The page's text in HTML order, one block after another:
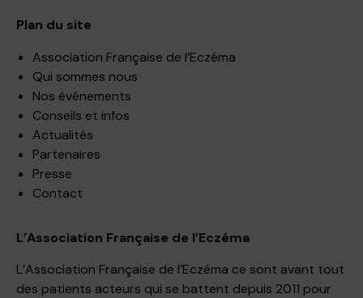
Plan du site
Association Française de l’Eczéma
Qui sommes nous
Nos événements
Conseils et infos
Actualités
Partenaires
Presse
Contact
L’Association Française de l’Eczéma
L’Association Française de l’Eczéma ce sont avant tout
des patients acteurs qui se battent depuis 2011 pour